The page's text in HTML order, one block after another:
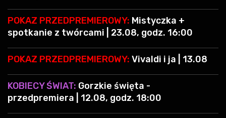
POKAZ PRZEDPREMIEROWY: Mistyczka +
spotkanie z twórcami | 23.08, godz. 16:00
POKAZ PRZEDPREMIEROWY: Vivaldi i ja | 13.08
KOBIECY ŚWIAT: Gorzkie święta -
przedpremiera | 12.08, godz. 18:00